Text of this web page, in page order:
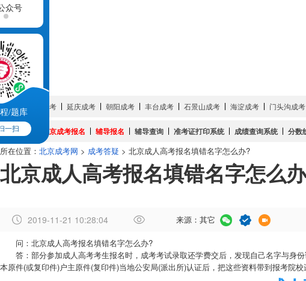
成考政策
成考简章
成考培训
成考院校
成考专业
试题真题
网上报名
服务大厅
城市: 密云成考 延庆成考 朝阳成考 丰台成考 石景山成考 海淀成考 门头沟成考
成考系统: 北京成考报名 辅导报名 辅导查询 准考证打印系统 成绩查询系统 分数
众号
/题库
一扫
所在位置： 北京成考网 > 成考答疑 > 北京成人高考报名填错名字怎么办?
北京成人高考报名填错名字怎么
2019-11-21 10:28:04
来源：其它
：
问：北京成人高考报名填错名字怎么办?
答：部分参加成人高考考生报名时，成考考试录取还学费交后，发现自己名字与身
本原件(或复印件)户主原件(复印件)当地公安局(派出所)认证后，把这些资料带到报考院